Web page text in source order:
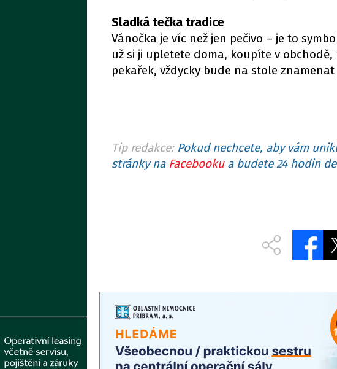
Sladká tečka tradice
Vánočka je víc než jen pečivo – je to
už si ji upletete doma, koupíte v
pekařek, vždycky bude na stole
Tip redakce: Pokud nechcete, aby vám
stránky na Facebookua budete 24 hodin